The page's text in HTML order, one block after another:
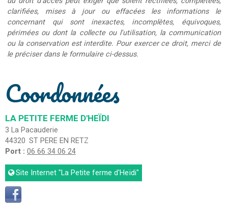
clarifiées, mises à jour ou effacées les informations le
concernant qui sont inexactes, incomplètes, équivoques,
périmées ou dont la collecte ou l'utilisation, la communication
ou la conservation est interdite. Pour exercer ce droit, merci de
le préciser dans le formulaire ci-dessus.
Coordonnées
LA PETITE FERME D'HEÏDI
3 La Pacauderie
44320 ST PERE EN RETZ
Port : 06 66 34 06 24
Site Internet"La Petite ferme d'Heïdi"